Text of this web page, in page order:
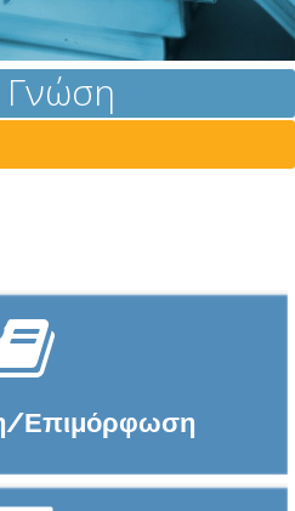
Γνώση
Επιμόρφωση